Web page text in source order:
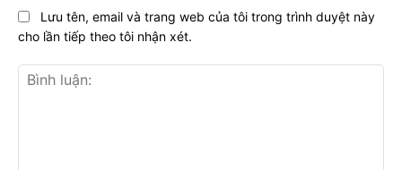
Lưu tên, email và trang web của tôi trong trình duyệt này
cho lần tiếp theo tôi nhận xét.